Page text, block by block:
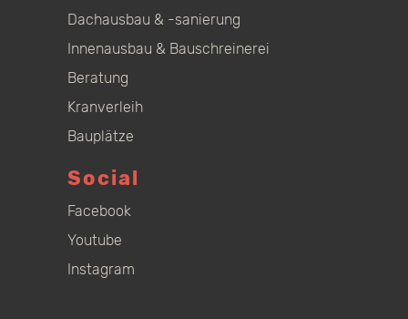
Dachausbau & -sanierung
Innenausbau & Bauschreinerei
Beratung
Kranverleih
Bauplätze
Social
Facebook
Youtube
Instagram